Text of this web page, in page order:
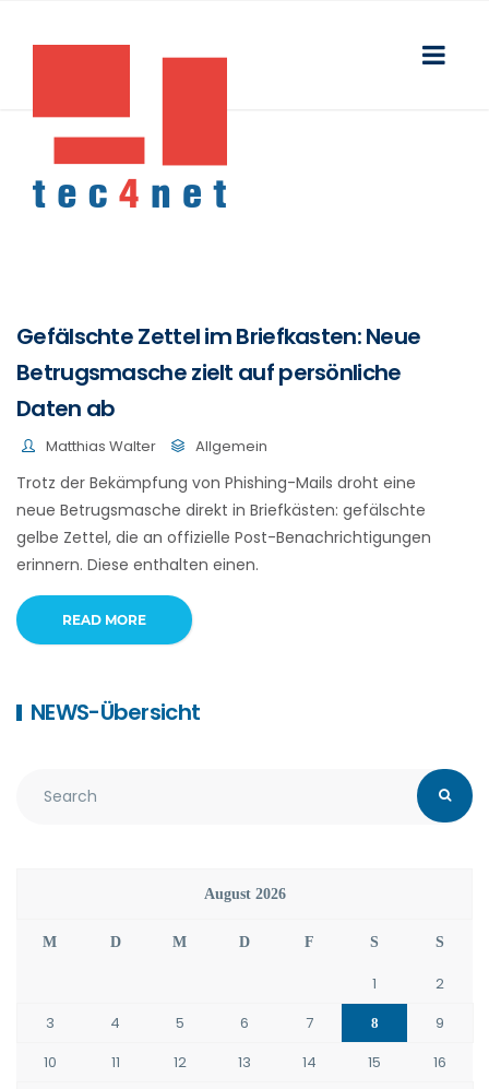
Gefälschte Zettel im Briefkasten: Neue
Betrugsmasche zielt auf persönliche
Daten ab
Matthias Walter Allgemein
Trotz der Bekämpfung von Phishing-Mails droht eine
neue Betrugsmasche direkt in Briefkästen: gefälschte
gelbe Zettel, die an offizielle Post-Benachrichtigungen
erinnern. Diese enthalten einen.
READ MORE
NEWS-Übersicht
August 2026
M D M D F S S
1
2
3
4 5 6 7 8
9
10
11 12 13 14 15
16